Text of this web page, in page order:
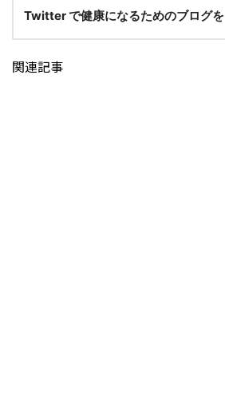
Twitter で健康になるためのブログを
関連記事